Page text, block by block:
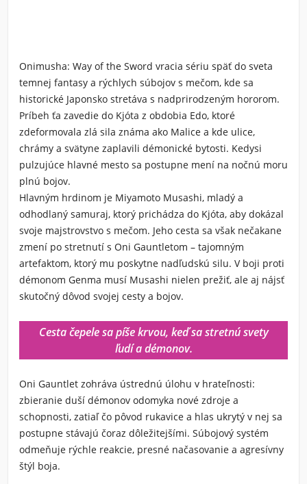
Onimusha: Way of the Sword vracia sériu späť do sveta
temnej fantasy a rýchlych súbojov s mečom, kde sa
historické Japonsko stretáva s nadprirodzeným hororom.
Príbeh ťa zavedie do Kjóta z obdobia Edo, ktoré
zdeformovala zlá sila známa ako Malice a kde ulice,
chrámy a svätyne zaplavili démonické bytosti. Kedysi
pulzujúce hlavné mesto sa postupne mení na nočnú moru
plnú bojov.
Hlavným hrdinom je Miyamoto Musashi, mladý a
odhodlaný samuraj, ktorý prichádza do Kjóta, aby dokázal
svoje majstrovstvo s mečom. Jeho cesta sa však nečakane
zmení po stretnutí s Oni Gauntletom – tajomným
artefaktom, ktorý mu poskytne nadľudskú silu. V boji proti
démonom Genma musí Musashi nielen prežiť, ale aj nájsť
skutočný dôvod svojej cesty a bojov.
Cesta čepele sa píše krvou, keď sa stretnú svety
ľudí a démonov.
Oni Gauntlet zohráva ústrednú úlohu v hrateľnosti:
zbieranie duší démonov odomyka nové zdroje a
schopnosti, zatiaľ čo pôvod rukavice a hlas ukrytý v nej sa
postupne stávajú čoraz dôležitejšími. Súbojový systém
odmeňuje rýchle reakcie, presné načasovanie a agresívny
štýl boja.